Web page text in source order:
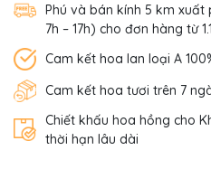
Phú và bán kính 5 km xuất
7h – 17h) cho đơn hàng từ
Cam kết hoa lan loại A
Cam kết hoa tươi trên 7
Chiết khấu hoa hồng cho
thời hạn lâu dài